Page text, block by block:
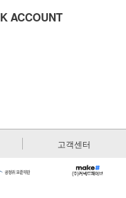
ACCOUNT
고객센터